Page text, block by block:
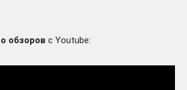
обзоров с Youtube: